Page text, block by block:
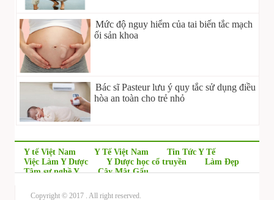
Mức độ nguy hiểm của tai biến tắc mạch
ối sản khoa
Bác sĩ Pasteur lưu ý quy tắc sử dụng điều
hòa an toàn cho trẻ nhỏ
Y tế Việt Nam Y Tế Việt Nam
Tin Tức Y Tế
Việc Làm Y Dược
Y Dược học cổ truyền
Làm Đẹp
Tâm sự nghề Y
Cây Mật Gấu
Copyright © 2017 . All right reserved.